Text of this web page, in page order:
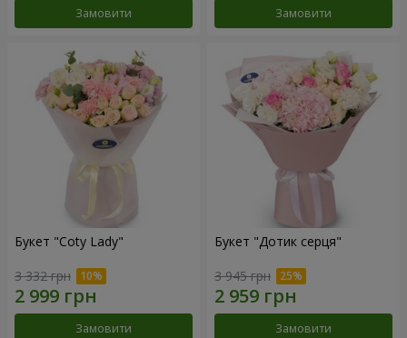
Замовити Замовити
Букет "Coty Lady"
3 332 грн
Замовити
Букет "Дотик серця"
3 945 грн
Замовити